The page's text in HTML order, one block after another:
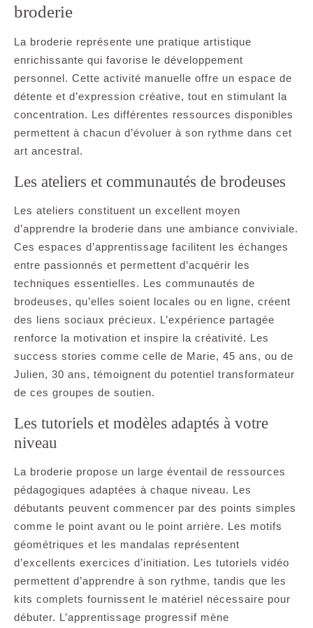
broderie
La broderie représente une pratique artistique
enrichissante qui favorise le développement
personnel. Cette activité manuelle offre un espace de
détente et d’expression créative, tout en stimulant la
concentration. Les différentes ressources disponibles
permettent à chacun d’évoluer à son rythme dans cet
art ancestral.
Les ateliers et communautés de brodeuses
Les ateliers constituent un excellent moyen
d’apprendre la broderie dans une ambiance conviviale.
Ces espaces d’apprentissage facilitent les échanges
entre passionnés et permettent d’acquérir les
techniques essentielles. Les communautés de
brodeuses, qu’elles soient locales ou en ligne, créent
des liens sociaux précieux. L’expérience partagée
renforce la motivation et inspire la créativité. Les
success stories comme celle de Marie, 45 ans, ou de
Julien, 30 ans, témoignent du potentiel transformateur
de ces groupes de soutien.
Les tutoriels et modèles adaptés à votre
niveau
La broderie propose un large éventail de ressources
pédagogiques adaptées à chaque niveau. Les
débutants peuvent commencer par des points simples
comme le point avant ou le point arrière. Les motifs
géométriques et les mandalas représentent
d’excellents exercices d’initiation. Les tutoriels vidéo
permettent d’apprendre à son rythme, tandis que les
kits complets fournissent le matériel nécessaire pour
débuter. L’apprentissage progressif mène